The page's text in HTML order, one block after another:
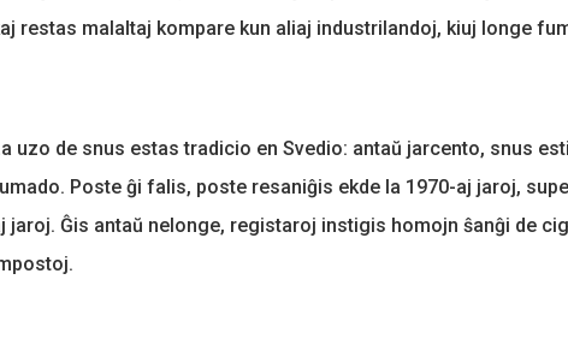
restas malaltaj kompare kun aliaj industrilandoj, kiuj longe
uzo de snus estas tradicio en Svedio: antaŭ jarcento, snus
Poste ĝi falis, poste resaniĝis ekde la 1970-aj jaroj,
jaroj. Ĝis antaŭ nelonge, registaroj instigis homojn ŝanĝi de